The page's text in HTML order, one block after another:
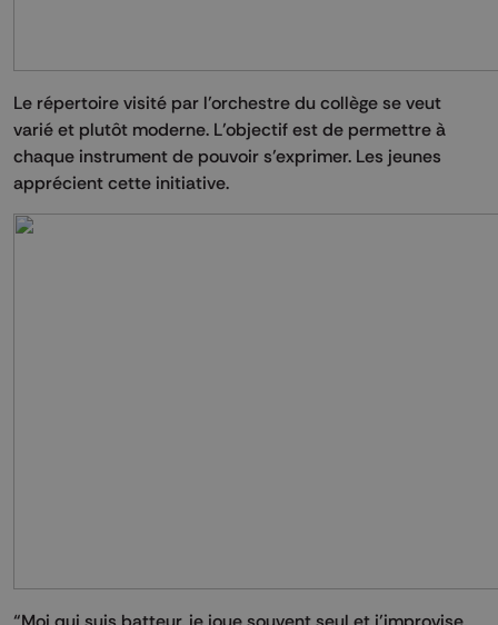
Le répertoire visité par l’orchestre du collège se veut
varié et plutôt moderne. L’objectif est de permettre à
chaque instrument de pouvoir s’exprimer. Les jeunes
apprécient cette initiative.
“Moi qui suis batteur, je joue souvent seul et j’improvise,